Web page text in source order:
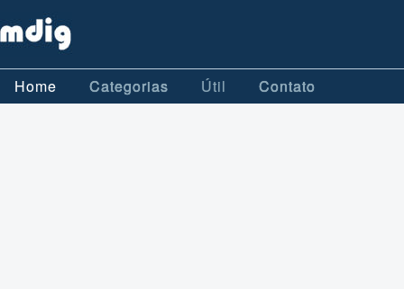
Home Categorias Útil Contato